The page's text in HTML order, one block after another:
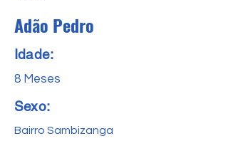
Adão Pedro
Idade:
8 Meses
Sexo:
Bairro Sambizanga